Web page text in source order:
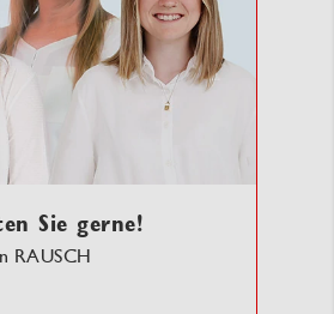
Sie gerne!
RAUSCH